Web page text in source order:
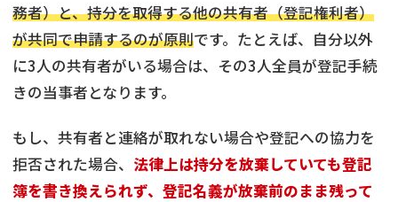
務者）と、持分を取得する他の共有者（登記権利者）
が共同で申請するのが原則です。たとえば、自分以外
に3人の共有者がいる場合は、その3人全員が登記手続
きの当事者となります。
もし、共有者と連絡が取れない場合や登記への協力を
拒否された場合、 法律上は持分を放棄していても登記
簿を書き換えられず、登記名義が放棄前のまま残って